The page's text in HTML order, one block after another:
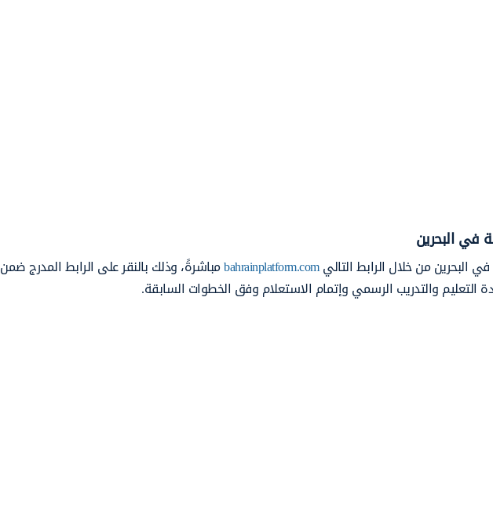
في البحرين
البحرين من خلال الرابط التاليbahrainplatform.comمباشرةً، وذلك بالنقر على الرابط المدرج ضمن
التعليم والتدريب الرسمي وإتمام الاستعلام وفق الخطوات السابقة.